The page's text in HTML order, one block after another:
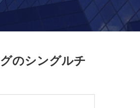
のシングルチ